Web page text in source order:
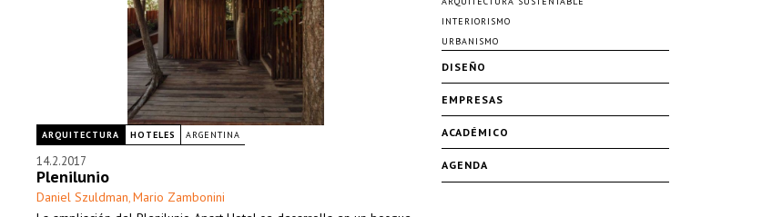
ARQUITECTURA HOTELES ARGENTINA
14.2.2017
Plenilunio
Daniel Szuldman, Mario Zambonini
INTERIORISMO
URBANISMO
DISEÑO
EMPRESAS
ACADÉMICO
AGENDA